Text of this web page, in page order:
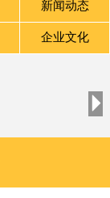
新闻动态
企业文化
